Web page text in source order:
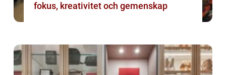
fokus, kreativitet och gemenskap